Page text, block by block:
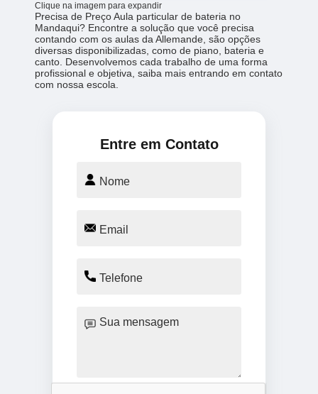
Clique na imagem para expandir
Precisa de Preço Aula particular de bateria no
Mandaqui? Encontre a solução que você precisa
contando com os aulas da Allemande, são opções
diversas disponibilizadas, como de piano, bateria e
canto. Desenvolvemos cada trabalho de uma forma
profissional e objetiva, saiba mais entrando em contato
com nossa escola.
Entre em Contato